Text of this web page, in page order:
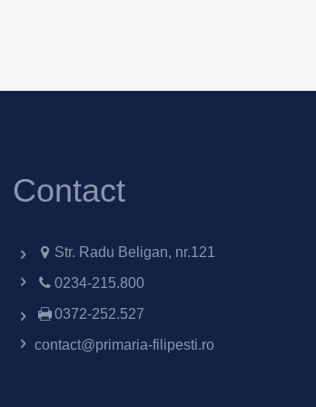
Contact
Str. Radu Beligan, nr.121
0234-215.800
0372-252.527
contact@primaria-filipesti.ro